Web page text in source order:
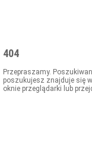
GASTRONOMIA
404
Przepraszamy.
poszukujesz znajduje się
oknie przeglądarki lub